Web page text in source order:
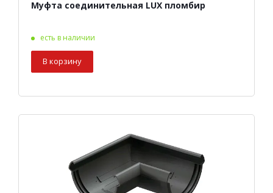
Муфта соединительная LUX пломбир
есть в наличии
В корзину